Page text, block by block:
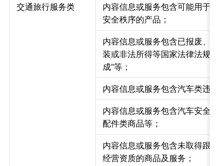
交通旅行服务类
内容信息或服务包含可能用于
安全秩序的产品；
内容信息或服务包含已报废、
装或非法所得等国家法律法规
成”等；
内容信息或服务包含汽车类违
内容信息或服务包含汽车安全
配件类商品等；
内容信息或服务包含未取得跟
经营资质的商品及服务；